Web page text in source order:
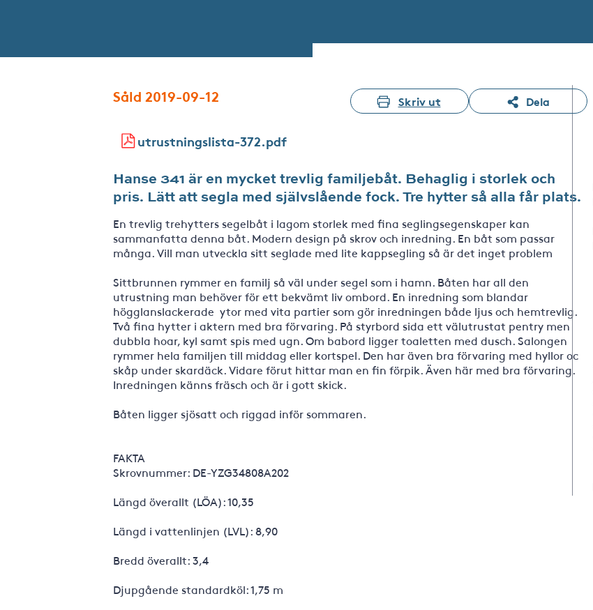
Såld 2019-09-12 Skriv ut Dela
utrustningslista-372.pdf
Hanse 341 är en mycket trevlig familjebåt. Behaglig i storlek och
pris. Lätt att segla med självslående fock. Tre hytter så alla får plats.
En trevlig trehytters segelbåt i lagom storlek med fina seglingsegenskaper kan
sammanfatta denna båt. Modern design på skrov och inredning. En båt som passar
många. Vill man utveckla sitt seglade med lite kappsegling så är det inget problem
Sittbrunnen rymmer en familj så väl under segel som i hamn. Båten har all den
utrustning man behöver för ett bekvämt liv ombord. En inredning som blandar
högglanslackerade ytor med vita partier som gör inredningen både ljus och hemtrevlig.
Två fina hytter i aktern med bra förvaring. På styrbord sida ett välutrustat pentry men
dubbla hoar, kyl samt spis med ugn. Om babord ligger toaletten med dusch. Salongen
rymmer hela familjen till middag eller kortspel. Den har även bra förvaring med hyllor och
skåp under skardäck. Vidare förut hittar man en fin förpik. Även här med bra förvaring.
Inredningen känns fräsch och är i gott skick.
Båten ligger sjösatt och riggad inför sommaren.
FAKTA
Skrovnummer: DE-YZG34808A202
Längd överallt (LÖA): 10,35
Längd i vattenlinjen (LVL): 8,90
Bredd överallt: 3,4
Djupgående standardköl: 1,75 m